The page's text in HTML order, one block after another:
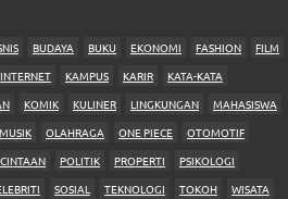
BUDAYA BUKU EKONOMI FASHION
FILM
INTERNET KAMPUS KARIR
KATA-KATA
KOMIK KULINER LINGKUNGAN
MAHASISWA
MUSIK OLAHRAGA ONE PIECE
OTOMOTIF
POLITIK PROPERTI
PSIKOLOGI
SOSIAL TEKNOLOGI TOKOH WISATA